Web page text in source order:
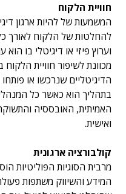
חוויית הלקוח
המשמעות של להיות ארגון
להחלטות של הלקוח לאורך
וערוץ פיזי או דיגיטלי בו
מכוונת לשיפור חוויית הלקוח
הדיגיטליים שנרכשו או
בתהליך הוא כאשר כל
האמיתית, האובססיה
ואישית.
קולבורציה ארגונית
מרבית הסוגיות הפוליטיות
המידע והשיווק משתפות